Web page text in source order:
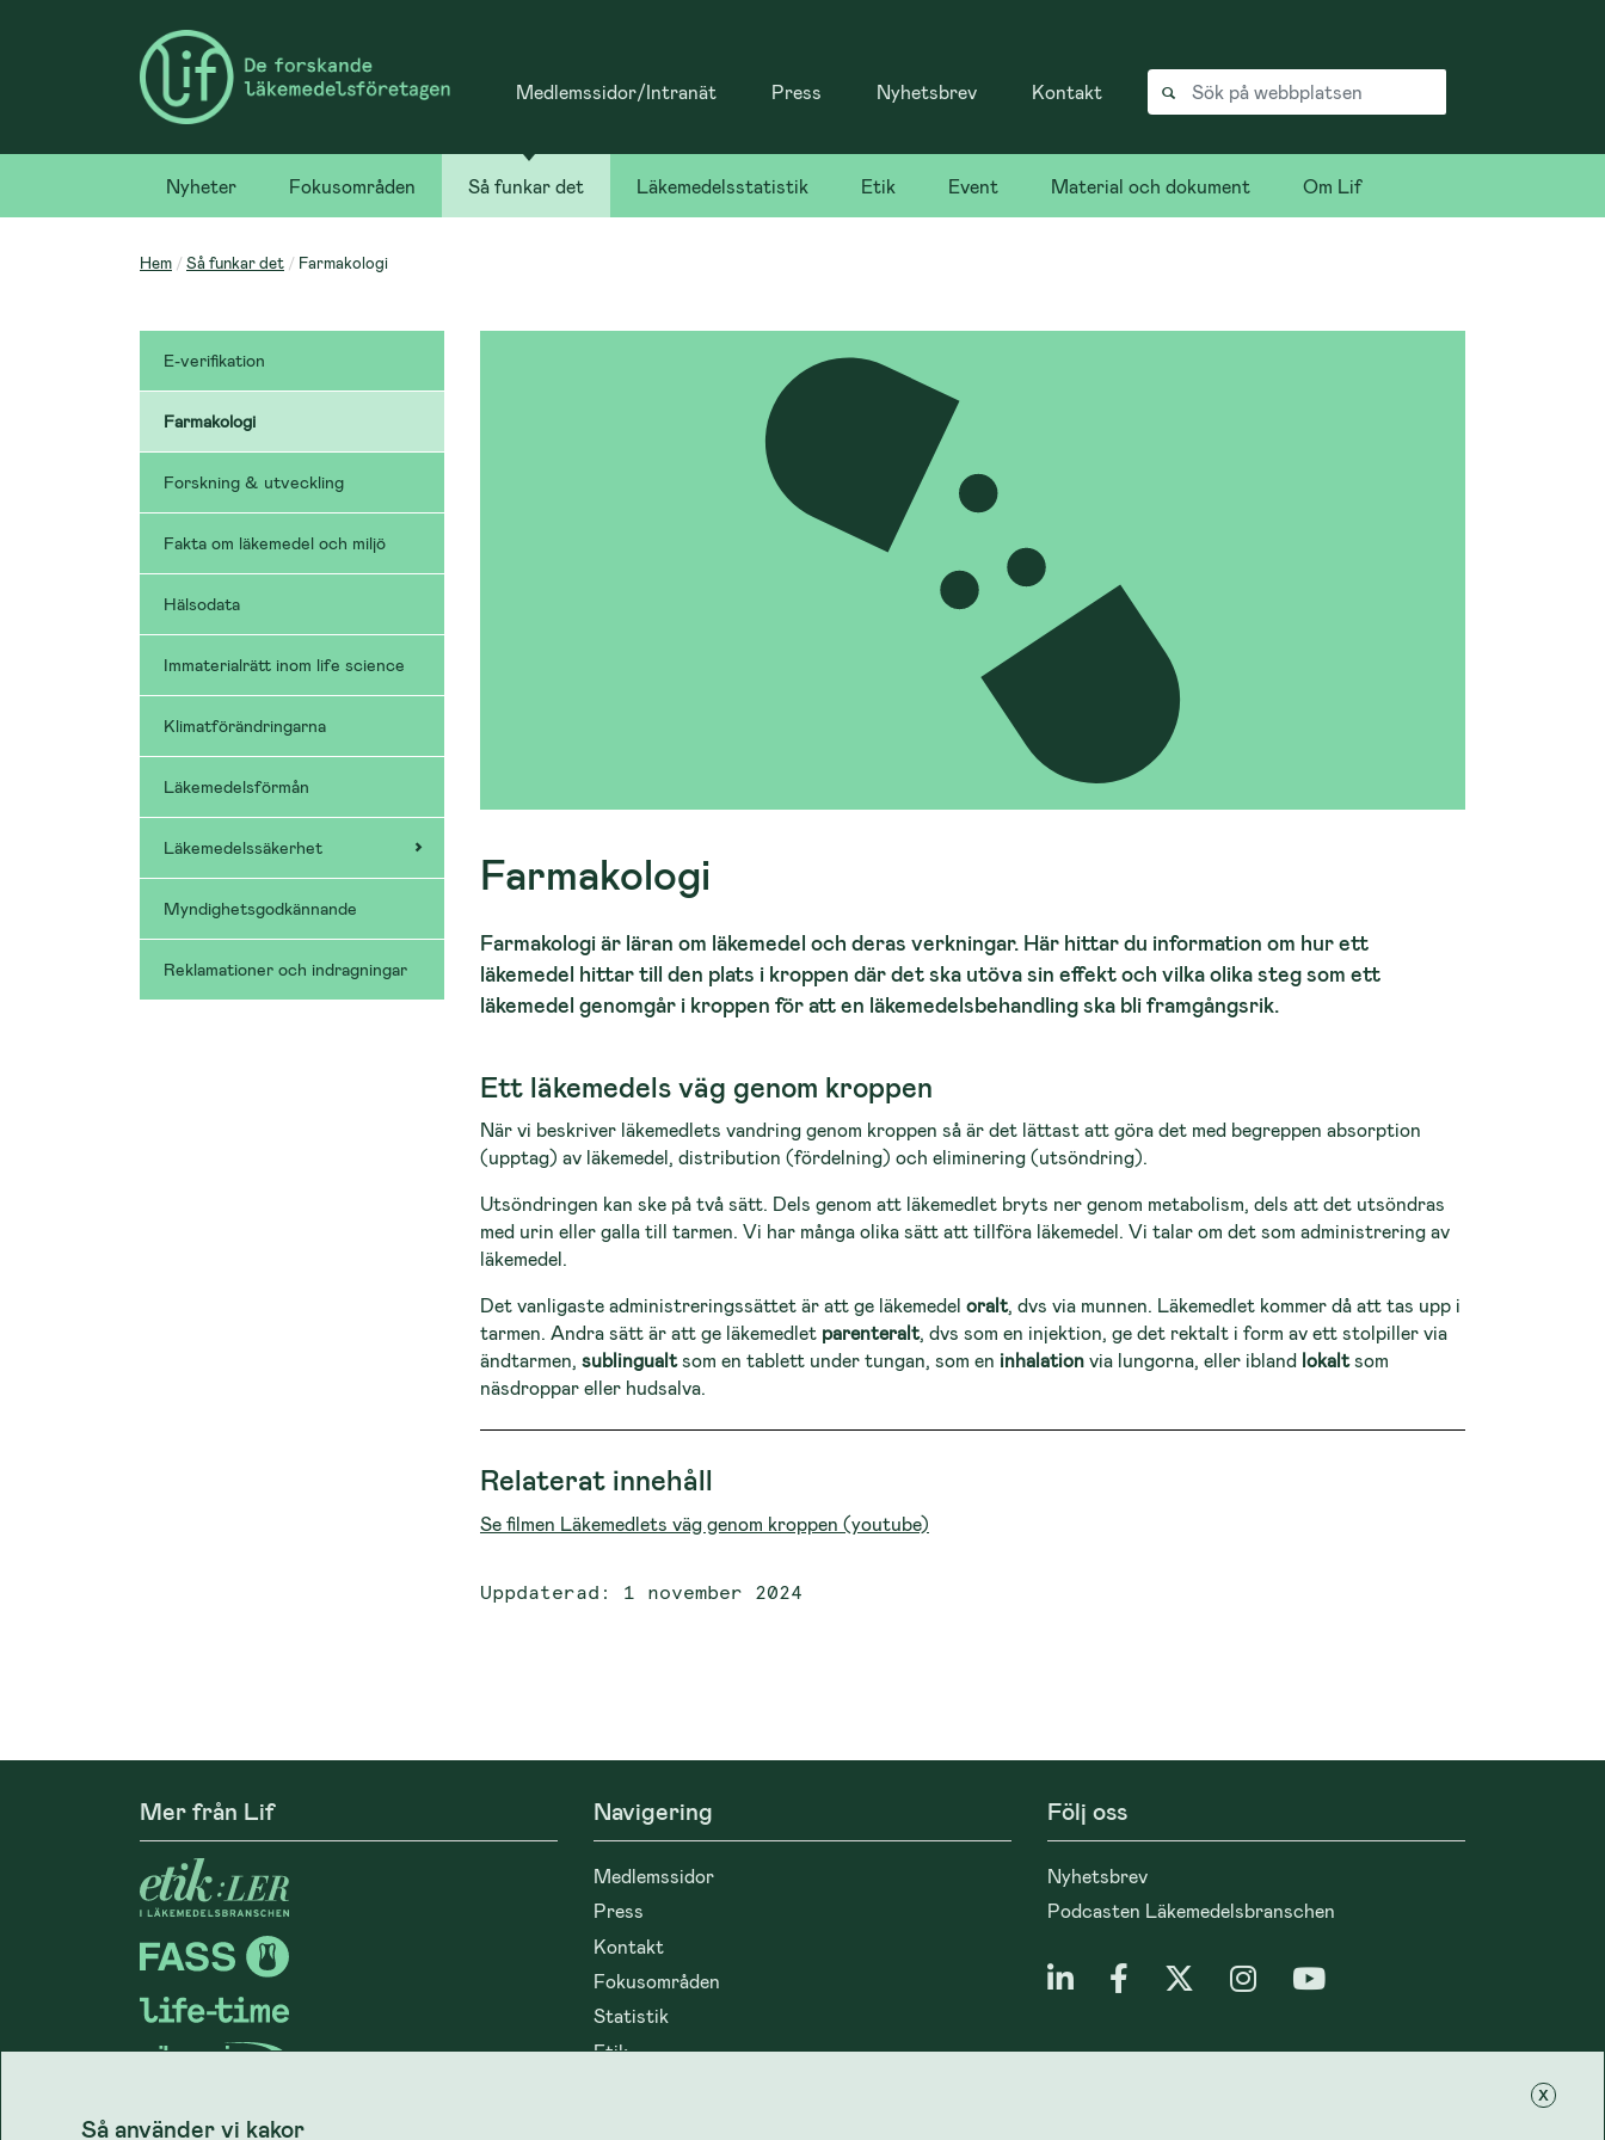
x
Så använder vi kakor
Medlemssidor/Intranät Press Nyhetsbrev Kontakt
Nyheter Fokusområden Så funkar det Läkemedelsstatistik Etik Event Material och dokument Om Lif
Hem Så funkar det Farmakologi
E-verifikation
Farmakologi
Forskning & utveckling
Fakta om läkemedel och miljö
Hälsodata
Immaterialrätt inom life science
Klimatförändringarna
Läkemedelsförmån
Läkemedelssäkerhet
Myndighetsgodkännande
Reklamationer och indragningar
Farmakologi
Farmakologi är läran om läkemedel och deras verkningar. Här hittar du information om hur ett
läkemedel hittar till den plats i kroppen där det ska utöva sin effekt och vilka olika steg som ett
läkemedel genomgår i kroppen för att en läkemedelsbehandling ska bli framgångsrik.
Ett läkemedels väg genom kroppen
När vi beskriver läkemedlets vandring genom kroppen så är det lättast att göra det med begreppen absorption
(upptag) av läkemedel, distribution (fördelning) och eliminering (utsöndring).
Utsöndringen kan ske på två sätt. Dels genom att läkemedlet bryts ner genom metabolism, dels att det utsöndras
med urin eller galla till tarmen. Vi har många olika sätt att tillföra läkemedel. Vi talar om det som administrering av
läkemedel.
Det vanligaste administreringssättet är att ge läkemedel oralt, dvs via munnen. Läkemedlet kommer då att tas upp i
tarmen. Andra sätt är att ge läkemedlet parenteralt, dvs som en injektion, ge det rektalt i form av ett stolpiller via
ändtarmen, sublingualtsom en tablett under tungan, som en inhalation via lungorna, eller ibland lokaltsom
näsdroppar eller hudsalva.
Relaterat innehåll
Se filmen Läkemedlets väg genom kroppen (youtube)
Uppdaterad: 1 november 2024
Mer från Lif Navigering
Medlemssidor
Press
Kontakt
Fokusområden
Statistik
Etik
Följ oss
Nyhetsbrev
Podcasten Läkemedelsbranschen